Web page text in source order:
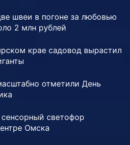
швеи в погоне за любовью
2 млн рублей
крае садовод вырастил
отметили День
светофор
Омска